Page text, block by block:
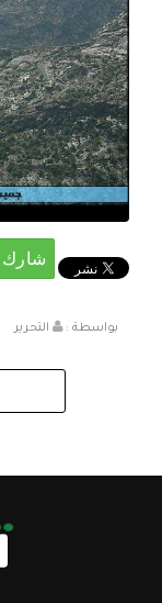
بواسطة :
التحرير